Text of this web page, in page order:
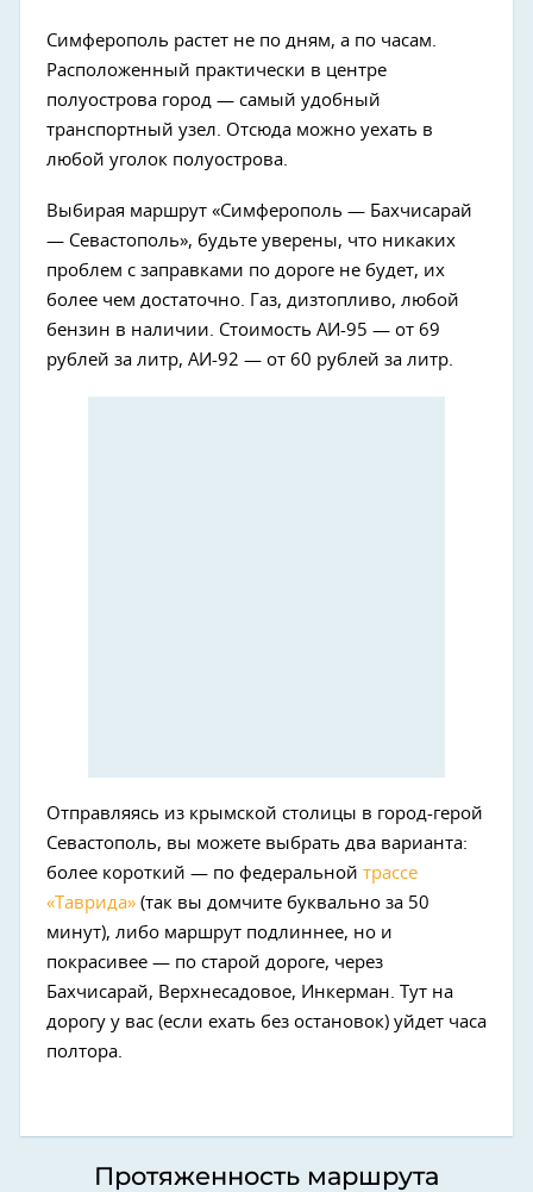
Симферополь растет не по дням, а по часам.
Расположенный практически в центре
полуострова город — самый удобный
транспортный узел. Отсюда можно уехать в
любой уголок полуострова.
Выбирая маршрут «Симферополь — Бахчисарай
— Севастополь», будьте уверены, что никаких
проблем с заправками по дороге не будет, их
более чем достаточно. Газ, дизтопливо, любой
бензин в наличии. Стоимость АИ-95 — от 69
рублей за литр, АИ-92 — от 60 рублей за литр.
Отправляясь из крымской столицы в город-герой
Севастополь, вы можете выбрать два варианта:
более короткий — по федеральной трассе
«Таврида» (так вы домчите буквально за 50
минут), либо маршрут подлиннее, но и
покрасивее — по старой дороге, через
Бахчисарай, Верхнесадовое, Инкерман. Тут на
дорогу у вас (если ехать без остановок) уйдет часа
полтора.
Протяженность маршрута